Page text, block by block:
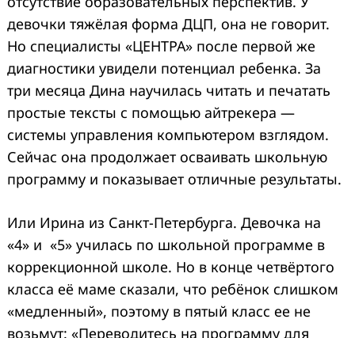
девочки тяжёлая форма ДЦП, она не говорит.
Но специалисты «ЦЕНТРА» после первой же
диагностики увидели потенциал ребенка. За
три месяца Дина научилась читать и печатать
простые тексты с помощью айтрекера —
системы управления компьютером взглядом.
Сейчас она продолжает осваивать школьную
программу и показывает отличные результаты.
Или Ирина из Санкт-Петербурга. Девочка на
«4» и «5» училась по школьной программе в
коррекционной школе. Но в конце четвёртого
класса её маме сказали, что ребёнок слишком
«медленный», поэтому в пятый класс ее не
возьмут: «Переводитесь на программу для